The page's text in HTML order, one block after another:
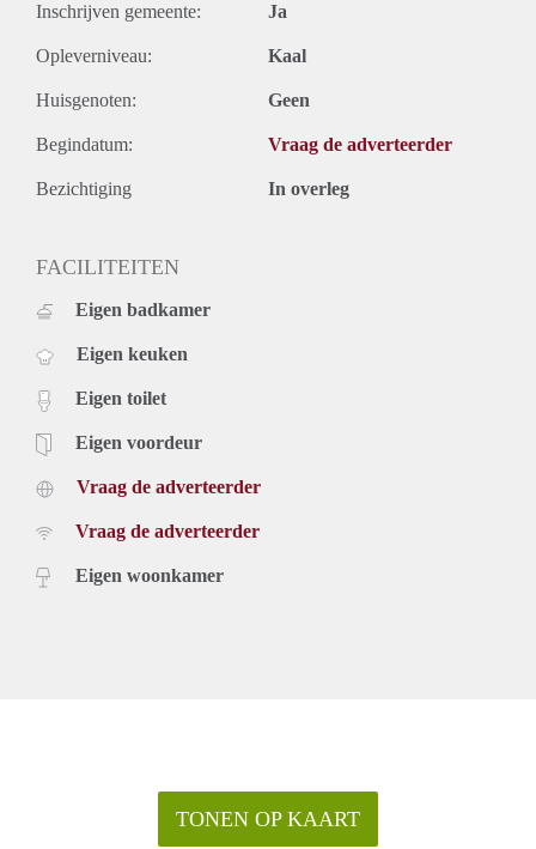
Inschrijven gemeente: Ja
Opleverniveau: Kaal
Huisgenoten: Geen
Begindatum: Vraag de adverteerder
Bezichtiging In overleg
FACILITEITEN
Eigen badkamer
Eigen keuken
Eigen toilet
Eigen voordeur
Vraag de adverteerder
Vraag de adverteerder
Eigen woonkamer
TONEN OP KAART